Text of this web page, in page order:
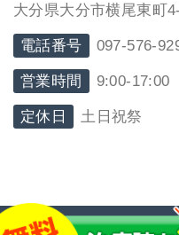
大分県大分市横尾東町
電話番号 097-576-
営業時間 9:00-17:00
定休日 土日祝祭